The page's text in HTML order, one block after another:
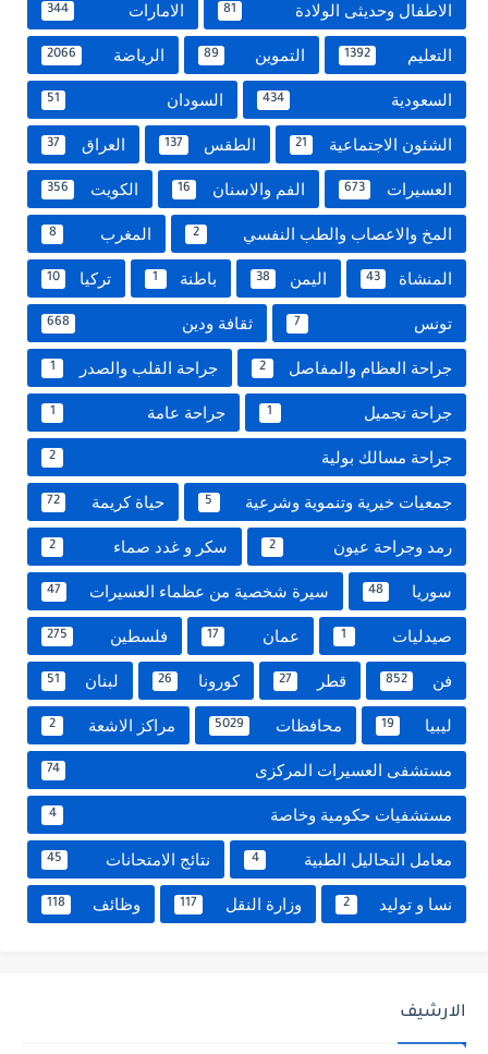
الاطفال وحديثى الولادة 81 الامارات 344
التعليم 1392 التموين 89 الرياضة 2066
السعودية 434 السودان 51
الشئون الاجتماعية 21 الطقس 137 العراق 37
العسيرات 673 الفم والاسنان 16 الكويت 356
المخ والاعصاب والطب النفسي 2 المغرب 8
المنشاة 43 اليمن 38 باطنة 1 تركيا 10
تونس 7 ثقافة ودين 668
جراحة العظام والمفاصل 2 جراحة القلب والصدر 1
جراحة تجميل 1 جراحة عامة 1
جراحة مسالك بولية 2
جمعيات خيرية وتنموية وشرعية 5 حياة كريمة 72
رمد وجراحة عيون 2 سكر و غدد صماء 2
سوريا 48 سيرة شخصية من عظماء العسيرات 47
صيدليات 1 عمان 17 فلسطين 275
فن 852 قطر 27 كورونا 26 لبنان 51
ليبيا 19 محافظات 5029 مراكز الاشعة 2
مستشفى العسيرات المركزى 74
مستشفيات حكومية وخاصة 4
معامل التحاليل الطبية 4 نتائج الامتحانات 45
نسا و توليد 2 وزارة النقل 117 وظائف 118
الارشيف